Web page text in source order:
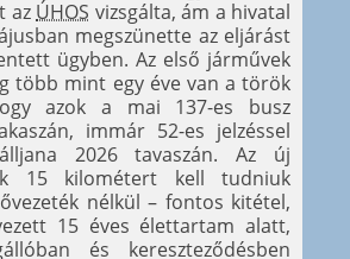
az ÚHOS vizsgálta, ám a hivatal
megszünette az eljárást
ügyben. Az első járművek
több mint egy éve van a török
azok a mai 137-es busz
immár 52-es jelzéssel
2026 tavaszán. Az új
15 kilométert kell tudniuk
nélkül – fontos kitétel,
15 éves élettartam alatt,
és kereszteződésben